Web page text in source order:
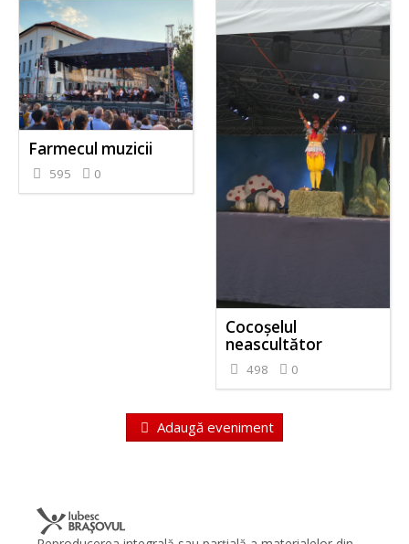
Farmecul muzicii
595 0
Cocoșelul
neascultător
498 0
Adaugă eveniment